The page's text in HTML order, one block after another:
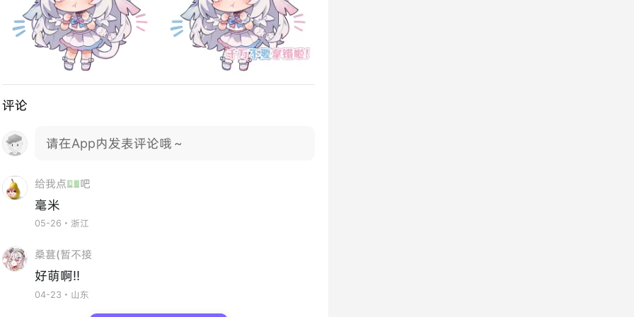
评论
请在App内发表评论哦～
给我点💵吧
毫米
05-26・浙江
桑葚(暂不接
好萌啊!!
04-23・山东